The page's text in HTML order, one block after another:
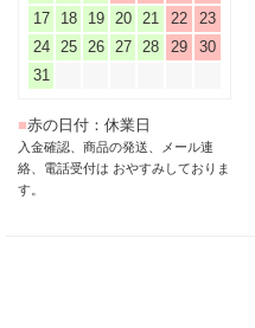
17
18 19 20 21 22
23
24
25 26 27 28 29
30
31
■赤の日付：休業日
入金確認、商品の発送、メール連
絡、電話受付は おやすみしておりま
す。